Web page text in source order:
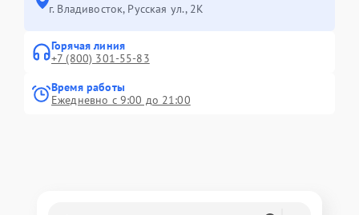
г. Владивосток, Русская ул., 2К
Горячая линия
+7 (800) 301-55-83
Время работы
Ежедневно с 9:00 до 21:00